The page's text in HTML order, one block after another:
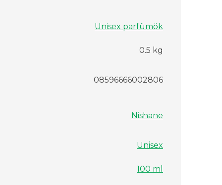
Unisex parfümök
0.5 kg
08596666002806
Nishane
Unisex
100 ml